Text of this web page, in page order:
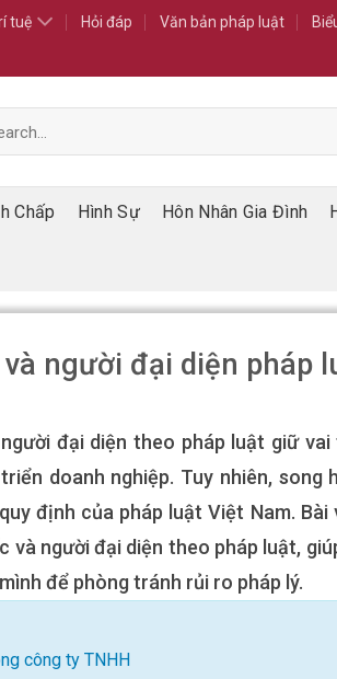
tuệ Hỏi đáp Văn bản pháp luật
Chấp Hình Sự Hôn Nhân Gia Đình
người đại diện pháp
đại diện theo pháp luật giữ
doanh nghiệp. Tuy nhiên, song
định của pháp luật Việt Nam. Bài
người đại diện theo pháp luật,
để phòng tránh rủi ro pháp lý.
công ty TNHH